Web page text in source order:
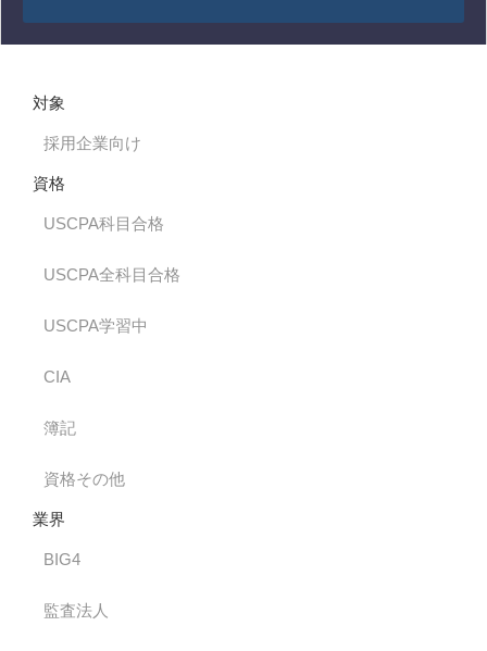
対象
採用企業向け
資格
USCPA科目合格
USCPA全科目合格
USCPA学習中
CIA
簿記
資格その他
業界
BIG4
監査法人